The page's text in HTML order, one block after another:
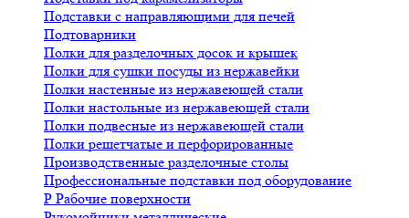
Подставки с направляющими для печей
Подтоварники
Полки для разделочных досок и крышек
Полки для сушки посуды из нержавейки
Полки настенные из нержавеющей стали
Полки настольные из нержавеющей стали
Полки подвесные из нержавеющей стали
Полки решетчатые и перфорированные
Производственные разделочные столы
Профессиональные подставки под оборудование
Р Рабочие поверхности